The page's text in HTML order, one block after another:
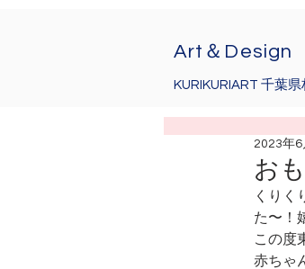
Art＆Design
KURIKURIART 千葉
お
2023年6
くりく
た〜！
この度
赤ちゃ